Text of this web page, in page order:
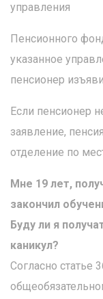
управления
Пенсионного
указанное
пенсионер
Если пенсионер
заявление,
отделение по
Мне 19 лет,
закончил
Буду ли я
каникул?
Согласно статье